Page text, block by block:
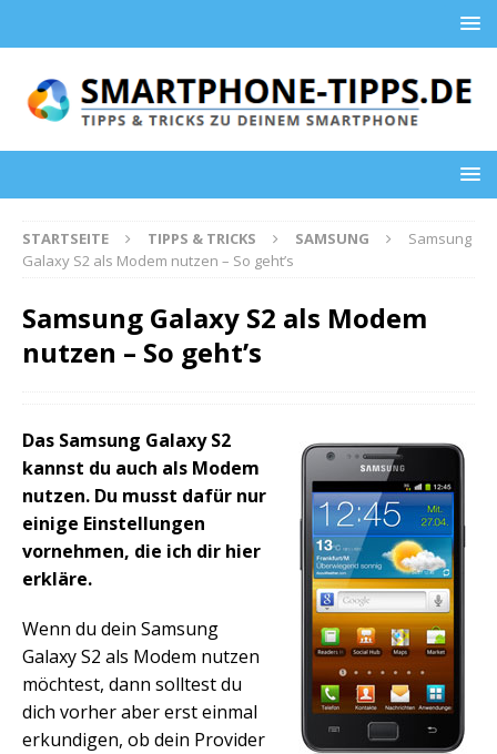
STARTSEITE TIPPS & TRICKS SAMSUNG
Samsung
Galaxy S2 als Modem nutzen – So geht’s
Samsung Galaxy S2 als Modem
nutzen – So geht’s
Das Samsung Galaxy S2
kannst du auch als Modem
nutzen. Du musst dafür nur
einige Einstellungen
vornehmen, die ich dir hier
erkläre.
Wenn du dein Samsung
Galaxy S2 als Modem nutzen
möchtest, dann solltest du
dich vorher aber erst einmal
erkundigen, ob dein Provider